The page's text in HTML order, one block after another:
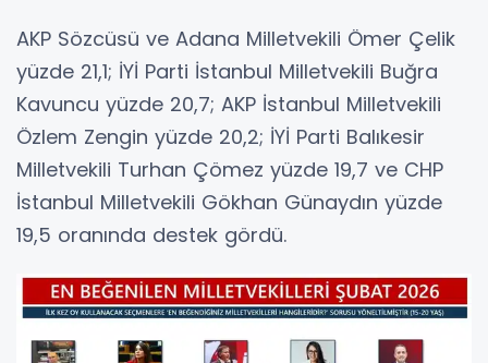
AKP Sözcüsü ve Adana Milletvekili Ömer Çelik
yüzde 21,1; İYİ Parti İstanbul Milletvekili Buğra
Kavuncu yüzde 20,7; AKP İstanbul Milletvekili
Özlem Zengin yüzde 20,2; İYİ Parti Balıkesir
Milletvekili Turhan Çömez yüzde 19,7 ve CHP
İstanbul Milletvekili Gökhan Günaydın yüzde
19,5 oranında destek gördü.